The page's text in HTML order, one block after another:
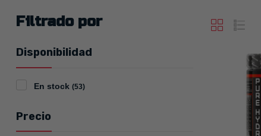
Filtrado por
Disponibilidad
En stock (53)
Precio